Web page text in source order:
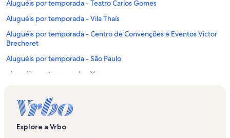
Aluguéis por temporada - Teatro Carlos Gomes
Aluguéis por temporada - Vila Thaís
Aluguéis por temporada - Centro de Convenções e Eventos Victor
Brecheret
Aluguéis por temporada - São Paulo
Aluguéis por temporada - Vargem
Aluguéis por temporada - Piracaia
Explore a Vrbo